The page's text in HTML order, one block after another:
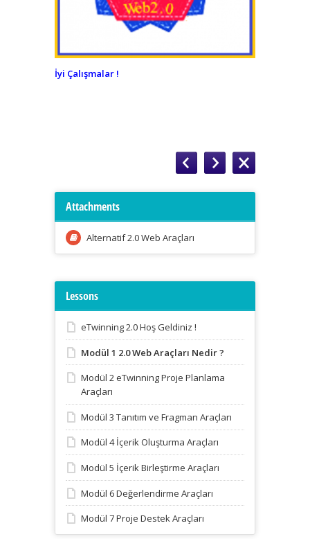
İyi Çalışmalar !
Attachments
Alternatif 2.0 Web Araçları
Lessons
eTwinning 2.0 Hoş Geldiniz !
Modül 1 2.0 Web Araçları Nedir ?
Modül 2 eTwinning Proje Planlama
Araçları
Modül 3 Tanıtım ve Fragman Araçları
Modül 4 İçerik Oluşturma Araçları
Modül 5 İçerik Birleştirme Araçları
Modül 6 Değerlendirme Araçları
Modül 7 Proje Destek Araçları